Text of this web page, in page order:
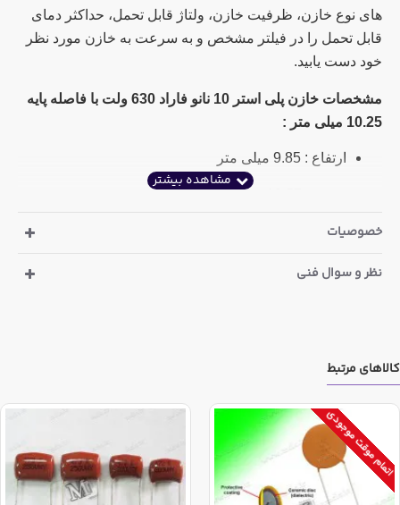
های نوع خازن، ظرفیت خازن، ولتاژ قابل تحمل، حداکثر دمای
قابل تحمل را در فیلتر مشخص و به سرعت به خازن مورد نظر
خود دست یابید.
مشخصات خازن پلی استر 10 نانو فاراد 630 ولت با فاصله پایه
10.25 میلی متر
:
ارتفاع : 9.85 میلی متر
ضخامت : 6.20 میلی متر
فاصله پایه : 10.25 میلی متر
ارتفاع : 10.68 میلی متر
عرض : 18.12 میلی متر
ضخامت : 5.58 میلی متر
فاصله پایه : 7.3 میلی متر
خصوصیات
نظر و سوال فنی
کالاهای مرتبط
اتمام موقت موجودی